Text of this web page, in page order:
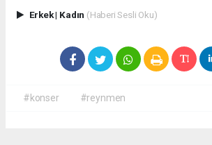
Erkek| Kadın (Haberi Sesli Oku)
#konser #reynmen